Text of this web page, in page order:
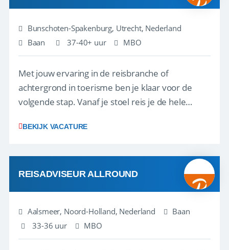
Bunschoten-Spakenburg, Utrecht, Nederland
Baan
37-40+ uur MBO
Met jouw ervaring in de reisbranche of
achtergrond in toerisme ben je klaar voor de
volgende stap. Vanaf je stoel reis je de hele
wensen van je team, je klant en wat er in de
klanten te overtuigen om die droomreis te
boeken! ...
BEKIJK VACATURE
REISADVISEUR ALLROUND
Aalsmeer, Noord-Holland, Nederland
Baan
33-36 uur
MBO